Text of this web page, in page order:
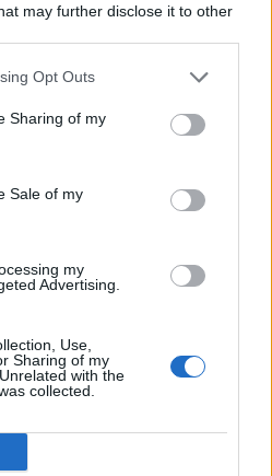
may further disclose it to other
Opt Outs
Sharing of my
Sale of my
my
Advertising.
Use,
Sharing of my
with the
collected.
και
για
WSJ: Ο
εισβολή,